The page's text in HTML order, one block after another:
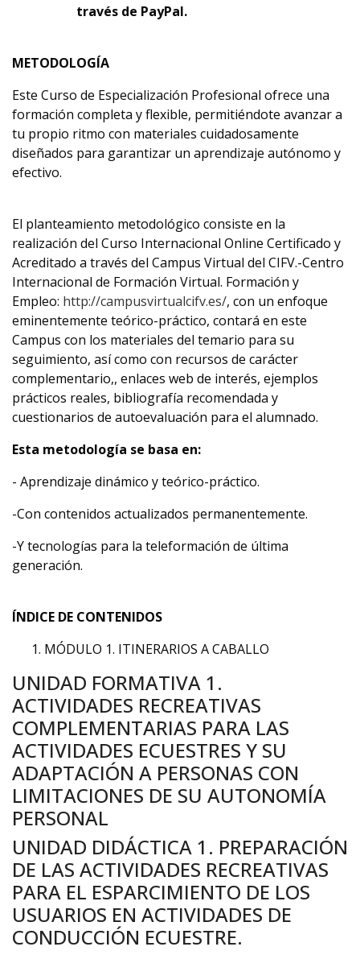
través de PayPal.
METODOLOGÍA
Este Curso de Especialización Profesional ofrece una
formación completa y flexible, permitiéndote avanzar a
tu propio ritmo con materiales cuidadosamente
diseñados para garantizar un aprendizaje autónomo y
efectivo.
El planteamiento metodológico consiste en la
realización del Curso Internacional Online Certificado y
Acreditado a través del Campus Virtual del CIFV.-Centro
Internacional de Formación Virtual. Formación y
Empleo: http://campusvirtualcifv.es/, con un enfoque
eminentemente teórico-práctico, contará en este
Campus con los materiales del temario para su
seguimiento, así como con recursos de carácter
complementario,, enlaces web de interés, ejemplos
prácticos reales, bibliografía recomendada y
cuestionarios de autoevaluación para el alumnado.
Esta metodología se basa en:
- Aprendizaje dinámico y teórico-práctico.
-Con contenidos actualizados permanentemente.
-Y tecnologías para la teleformación de última
generación.
ÍNDICE DE CONTENIDOS
MÓDULO 1. ITINERARIOS A CABALLO
UNIDAD FORMATIVA 1.
ACTIVIDADES RECREATIVAS
COMPLEMENTARIAS PARA LAS
ACTIVIDADES ECUESTRES Y SU
ADAPTACIÓN A PERSONAS CON
LIMITACIONES DE SU AUTONOMÍA
PERSONAL
UNIDAD DIDÁCTICA 1. PREPARACIÓN
DE LAS ACTIVIDADES RECREATIVAS
PARA EL ESPARCIMIENTO DE LOS
USUARIOS EN ACTIVIDADES DE
CONDUCCIÓN ECUESTRE.